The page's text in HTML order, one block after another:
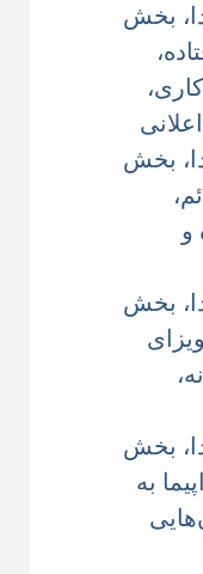
بخش
بخش
و
بخش
بخش
به